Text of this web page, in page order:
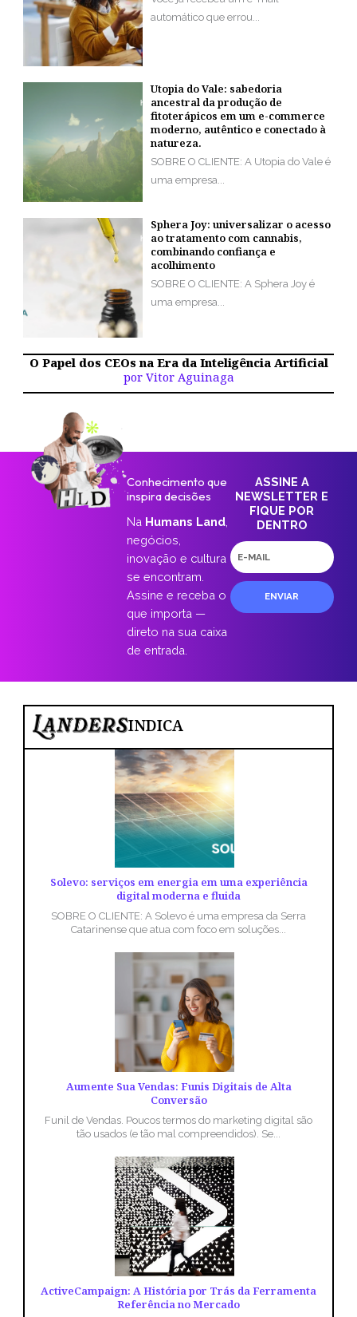
automático que errou...
Utopia do Vale: sabedoria
ancestral da produção de
fitoterápicos em um e-commerce
moderno, autêntico e conectado à
natureza.
SOBRE O CLIENTE: A Utopia do Vale é
uma empresa...
Sphera Joy: universalizar o acesso
ao tratamento com cannabis,
combinando confiança e
acolhimento
SOBRE O CLIENTE: A Sphera Joy é
uma empresa...
O Papel dos CEOs na Era da Inteligência Artificial
por Vitor Aguinaga
Conhecimento que
inspira decisões
Na Humans Land
negócios,
inovação e cultura
se encontram.
Assine e receba o
que importa —
direto na sua caixa
de entrada.
ASSINE A
NEWSLETTER E
FIQUE POR
DENTRO
E-
mail
ENVIAR
INDICA
Solevo: serviços em energia em uma experiência
digital moderna e fluida
SOBRE O CLIENTE: A Solevo é uma empresa da Serra
Catarinense que atua com foco em soluções...
Aumente Sua Vendas: Funis Digitais de Alta
Conversão
Funil de Vendas. Poucos termos do marketing digital são
tão usados (e tão mal compreendidos). Se...
ActiveCampaign: A História por Trás da Ferramenta
Referência no Mercado